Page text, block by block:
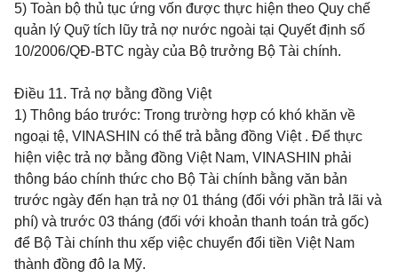
5) Toàn bộ thủ tục ứng vốn được thực hiện theo Quy chế
quản lý Quỹ tích lũy trả nợ nước ngoài tại Quyết định số
10/2006/QĐ-BTC ngày của Bộ trưởng Bộ Tài chính.
Điều 11. Trả nợ bằng đồng Việt
1) Thông báo trước: Trong trường hợp có khó khăn về
ngoại tệ, VINASHIN có thể trả bằng đồng Việt . Để thực
hiện việc trả nợ bằng đồng Việt Nam, VINASHIN phải
thông báo chính thức cho Bộ Tài chính bằng văn bản
trước ngày đến hạn trả nợ 01 tháng (đối với phần trả lãi và
phí) và trước 03 tháng (đối với khoản thanh toán trả gốc)
để Bộ Tài chính thu xếp việc chuyển đổi tiền Việt Nam
thành đồng đô la Mỹ.